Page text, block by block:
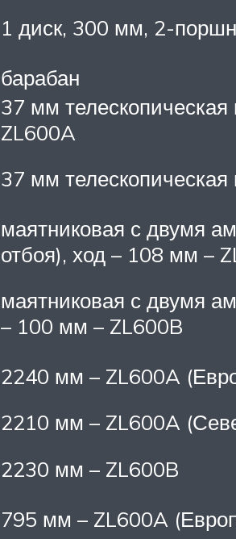
1 диск, 300 мм, 2-
барабан
37 мм
ZL600A
37 мм
маятниковая с двумя
отбоя), ход – 108 мм –
маятниковая с двумя
– 100 мм – ZL600B
2240 мм – ZL600A
2210 мм – ZL600A
2230 мм – ZL600B
795 мм – ZL600A